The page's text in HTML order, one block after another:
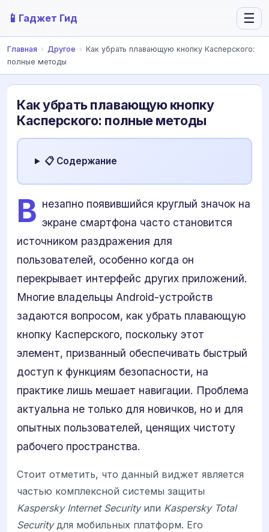
📱 Гаджет Гид ☰
Главная › Другое › Как убрать плавающую кнопку Касперского:
полные методы
Как убрать плавающую кнопку
Касперского: полные методы
📋 Содержание
В незапно появившийся круглый значок на
экране смартфона часто становится
источником раздражения для
пользователей, особенно когда он
перекрывает интерфейс других приложений.
Многие владельцы Android-устройств
задаются вопросом, как убрать плавающую
кнопку Касперского, поскольку этот
элемент, призванный обеспечивать быстрый
доступ к функциям безопасности, на
практике лишь мешает навигации. Проблема
актуальна не только для новичков, но и для
опытных пользователей, ценящих чистоту
рабочего пространства.
Стоит отметить, что данный виджет является
частью комплексной системы защиты
Kaspersky Internet Securityили Kaspersky Total
Securityдля мобильных платформ. Его